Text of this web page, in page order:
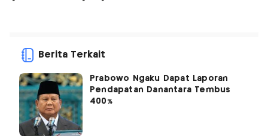
Berita Terkait
Prabowo Ngaku Dapat Laporan
Pendapatan Danantara Tembus
400%